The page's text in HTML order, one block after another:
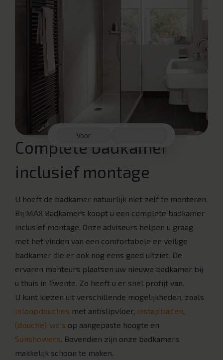
Voor
Complete badkamer
inclusief montage
U hoeft de badkamer natuurlijk niet zelf te monteren.
Bij MAX Badkamers koopt u een complete badkamer
inclusief montage. Onze adviseurs helpen u graag
met het vinden van een comfortabele en veilige
badkamer die er ook nog eens goed uitziet. De
ervaren monteurs plaatsen uw nieuwe badkamer bij
u thuis in Twente. Zo heeft u er snel profijt van.
U kunt kiezen uit verschillende mogelijkheden, zoals
inloopdouches met antislipvloer, instapbaden,
(douche) wc’s op aangepaste hoogte en
Sunshowers. Bovendien zijn onze badkamers
makkelijk schoon te maken.